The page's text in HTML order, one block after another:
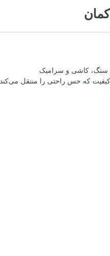
سنگ، کاشی و سرامیک
که حس راحتی را منتقل می‌کند